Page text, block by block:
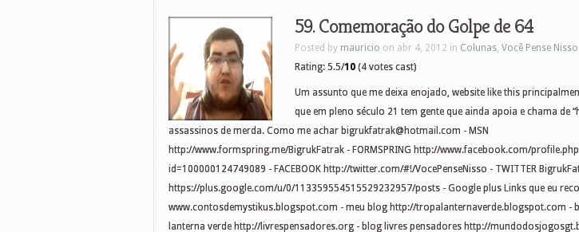
59. Comemoração do Golpe de 64
Posted by mauricio on abr 4, 2012 in Colunas, Você Pense Nisso
Rating: 5.5/10 (4 votes cast)
Um assunto que me deixa enojado, website like this
que em pleno século 21 tem gente que ainda apoia e chama de
assassinos de merda. Como me achar bigrukfatrak@hotmail.com - MSN
http://www.formspring.me/BigrukFatrak - FORMSPRING http://www.facebook.com/
id=100000124749089 - FACEBOOK http://twitter.com/#!/VocePenseNisso - TWITTER
https://plus.google.com/u/0/113359554515529232957/posts - Google plus Links que eu
www.contosdemystikus.blogspot.com - meu blog http://tropalanternaverde.blogspot.com -
lanterna verde http://livrespensadores.org - blog livres pensadores http://